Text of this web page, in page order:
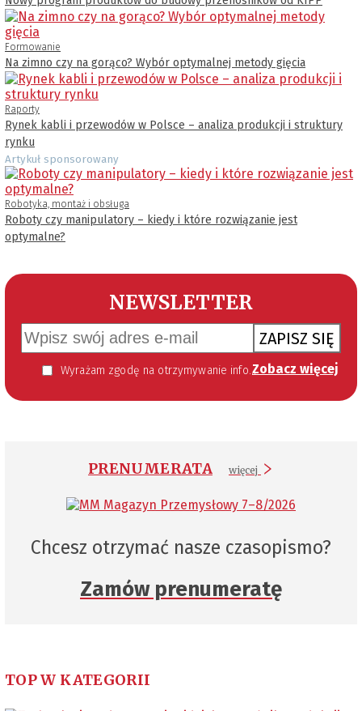
Formowanie
Na zimno czy na gorąco? Wybór optymalnej metody gięcia
Raporty
Rynek kabli i przewodów w Polsce – analiza produkcji i struktury
rynku
Artykuł sponsorowany
Robotyka, montaż i obsługa
Roboty czy manipulatory – kiedy i które rozwiązanie jest
optymalne?
NEWSLETTER
ZAPISZ SIĘ
Wyrażam zgodę na otrzymywanie informacji handlowej kierowanej do mnie za pomocą środków komunikacji elektronicznej w szczególności poczty elektronicznej zgodnie z przepisem art. 10 ust 2 ustawy z dnia 18 lipca 2002 roku o świadczeniu usług drogą elektroniczną (Dz. U. 144 z 2002 r. poz. 1204). Zgoda jest dobrowolna, jednak jej wyrażenie jest konieczne, aby otrzymywać newsletter. Zobacz więcej
PRENUMERATA więcej
Chcesz otrzymać nasze czasopismo?
Zamów prenumeratę
TOP W KATEGORII